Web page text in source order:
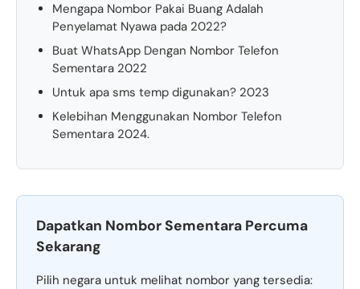
Mengapa Nombor Pakai Buang Adalah
Penyelamat Nyawa pada 2022?
Buat WhatsApp Dengan Nombor Telefon
Sementara 2022
Untuk apa sms temp digunakan? 2023
Kelebihan Menggunakan Nombor Telefon
Sementara 2024.
Dapatkan Nombor Sementara Percuma
Sekarang
Pilih negara untuk melihat nombor yang tersedia: